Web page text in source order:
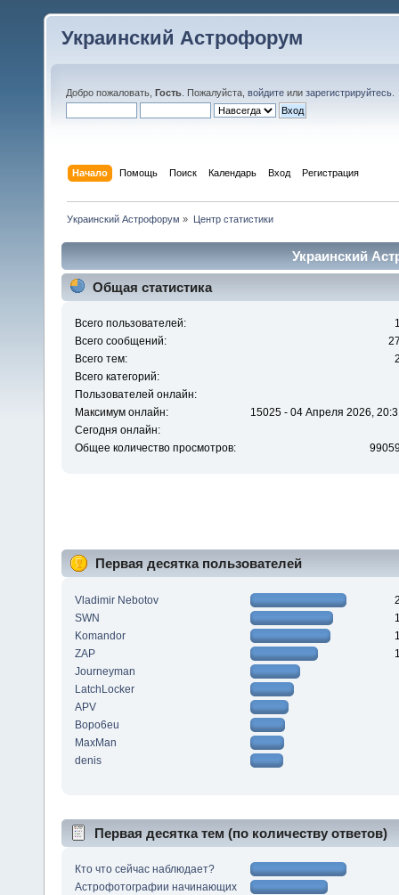
Украинский Астрофорум
Добро пожаловать, Гость . Пожалуйста, войдите или зарегистрируйтесь
Начало Помощь Поиск Календарь Вход Регистрация
Украинский Астрофорум » Центр статистики
Украинский
Общая статистика
Всего пользователей:
Всего сообщений:
Всего тем:
Всего категорий:
Пользователей онлайн:
Максимум онлайн:
15025 - 04 Апреля 2026,
Сегодня онлайн:
Общее количество просмотров:
Первая десятка пользователей
Vladimir Nebotov
SWN
Komandor
ZAP
Journeyman
LatchLocker
APV
Bopo6eu
MaxMan
denis
Первая десятка тем (по количеству ответов)
Кто что сейчас наблюдает?
Астрофотографии начинающих